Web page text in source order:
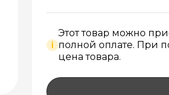
i
Этот товар можно
полной оплате. При
цена товара.